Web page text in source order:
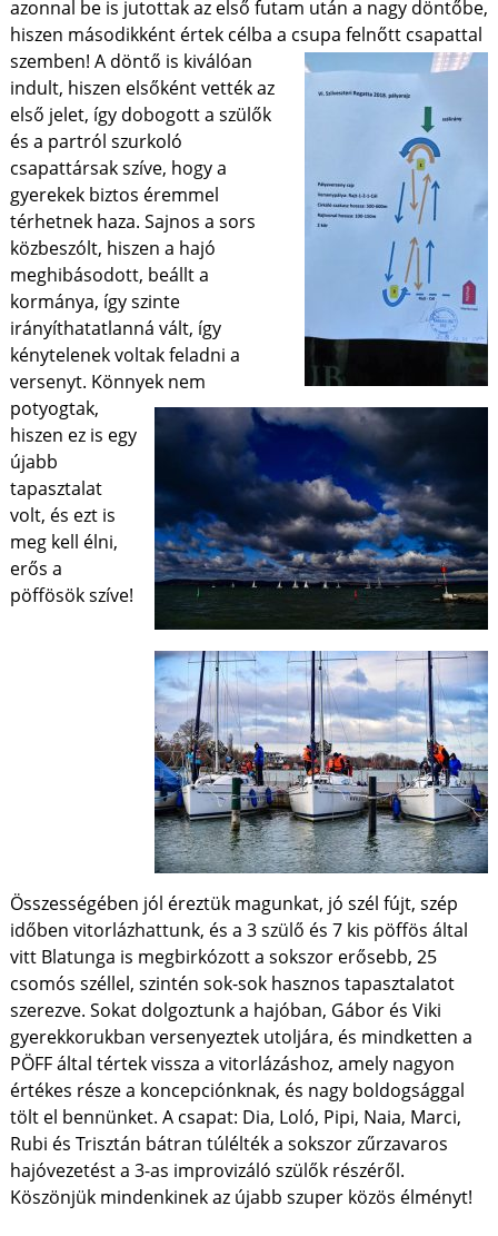
azonnal be is jutottak az első futam után a nagy döntőbe,
hiszen másodikként értek célba a csupa felnőtt csapattal
szemben! A döntő is kiválóan
indult, hiszen elsőként vették az
első jelet, így dobogott a szülők
és a partról szurkoló
csapattársak szíve, hogy a
gyerekek biztos éremmel
térhetnek haza. Sajnos a sors
közbeszólt, hiszen a hajó
meghibásodott, beállt a
kormánya, így szinte
irányíthatatlanná vált, így
kénytelenek voltak feladni a
versenyt. Könnyek nem
potyogtak,
hiszen ez is egy
újabb
tapasztalat
volt, és ezt is
meg kell élni,
erős a
pöffösök szíve!
Összességében jól éreztük magunkat, jó szél fújt, szép
időben vitorlázhattunk, és a 3 szülő és 7 kis pöffös által
vitt Blatunga is megbirkózott a sokszor erősebb, 25
csomós széllel, szintén sok-sok hasznos tapasztalatot
szerezve. Sokat dolgoztunk a hajóban, Gábor és Viki
gyerekkorukban versenyeztek utoljára, és mindketten a
PÖFF által tértek vissza a vitorlázáshoz, amely nagyon
értékes része a koncepciónknak, és nagy boldogsággal
tölt el bennünket. A csapat: Dia, Loló, Pipi, Naia, Marci,
Rubi és Trisztán bátran túlélték a sokszor zűrzavaros
hajóvezetést a 3-as improvizáló szülők részéről.
Köszönjük mindenkinek az újabb szuper közös élményt!